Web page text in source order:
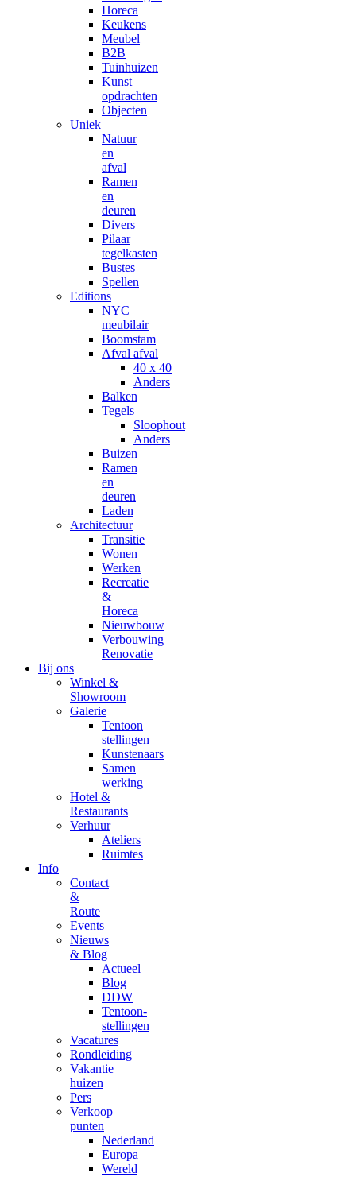
Horeca
Keukens
Meubel
B2B
Tuinhuizen
Kunst
opdrachten
Objecten
Uniek
Natuur
en
afval
Ramen
en
deuren
Divers
Pilaar
tegelkasten
Bustes
Spellen
Editions
NYC
meubilair
Boomstam
Afval afval
40 x 40
Anders
Balken
Tegels
Sloophout
Anders
Buizen
Ramen
en
deuren
Laden
Architectuur
Transitie
Wonen
Werken
Recreatie
&
Horeca
Nieuwbouw
Verbouwing
Renovatie
Bij ons
Winkel &
Showroom
Galerie
Tentoon
stellingen
Kunstenaars
Samen
werking
Hotel &
Restaurants
Verhuur
Ateliers
Ruimtes
Info
Contact
&
Route
Events
Nieuws
& Blog
Actueel
Blog
DDW
Tentoon-
stellingen
Vacatures
Rondleiding
Vakantie
huizen
Pers
Verkoop
punten
Nederland
Europa
Wereld